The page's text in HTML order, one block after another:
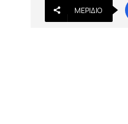
ΜΕΡΊΔΙΟ